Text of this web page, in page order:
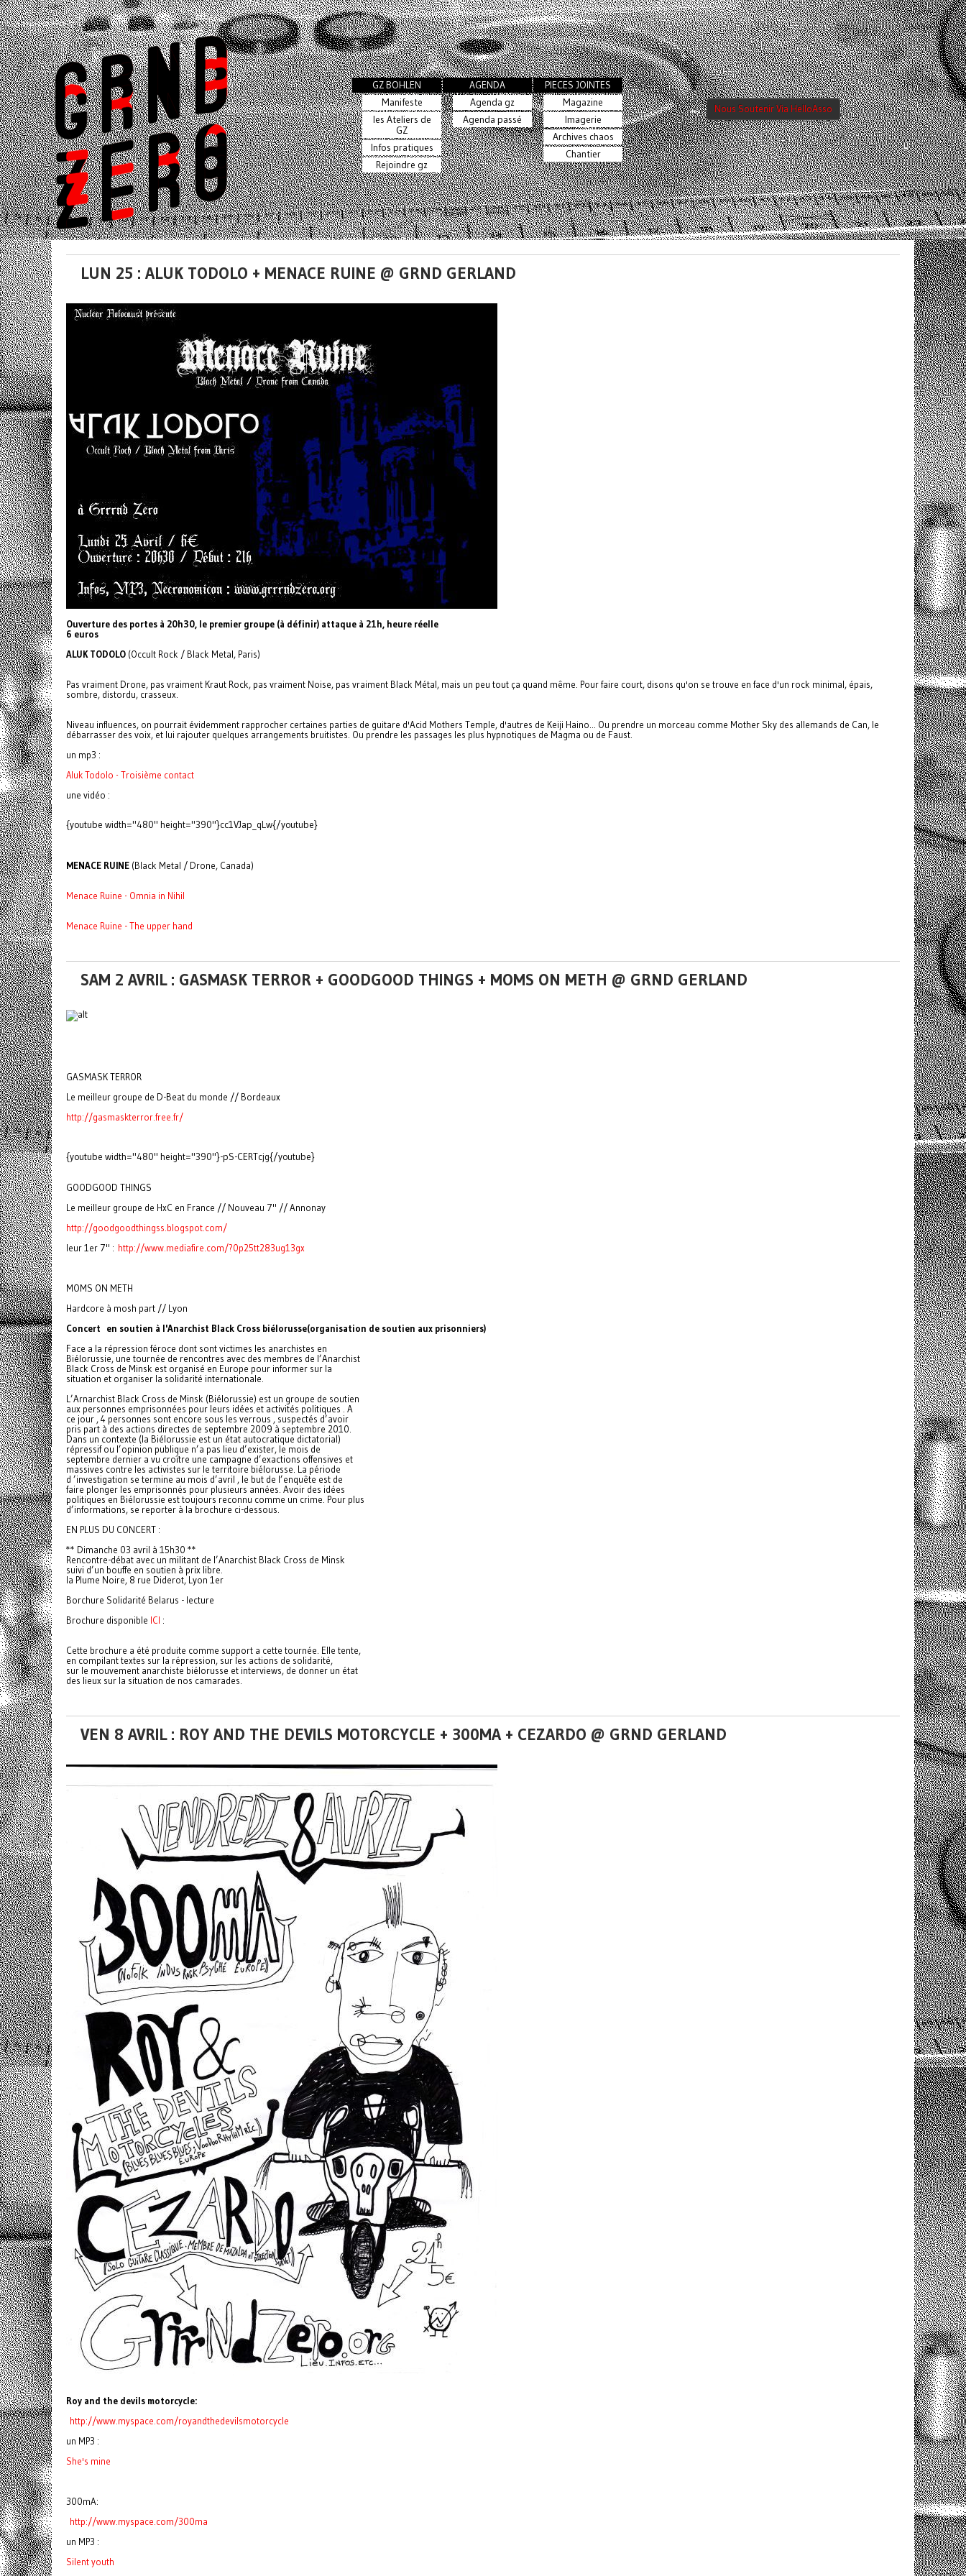
GZ BOHLEN
Manifeste
les Ateliers de
GZ
Infos pratiques
Rejoindre gz
AGENDA
Agenda gz
Agenda passé
PIECES JOINTES
Magazine
Imagerie
Archives chaos
Chantier
Nous Soutenir Via HelloAsso
LUN 25 : ALUK TODOLO + MENACE RUINE @ GRND GERLAND
Ouverture des portes à 20h30, le premier groupe (à définir) attaque à 21h, heure réelle
6 euros
ALUK TODOLO (Occult Rock / Black Metal, Paris)
Pas vraiment Drone, pas vraiment Kraut Rock, pas vraiment Noise, pas vraiment Black Métal, mais un peu tout ça quand même. Pour faire court, disons qu'on se trouve en face d'un rock minimal, épais,
sombre, distordu, crasseux.
Niveau influences, on pourrait évidemment rapprocher certaines parties de guitare d'Acid Mothers Temple, d'autres de Keiji Haino... Ou prendre un morceau comme Mother Sky des allemands de Can, le
débarrasser des voix, et lui rajouter quelques arrangements bruitistes. Ou prendre les passages les plus hypnotiques de Magma ou de Faust.
un mp3 :
Aluk Todolo - Troisième contact
une vidéo :
{youtube width="480" height="390"}cc1VJap_qLw{/youtube}
MENACE RUINE (Black Metal / Drone, Canada)
Menace Ruine - Omnia in Nihil
Menace Ruine - The upper hand
SAM 2 AVRIL : GASMASK TERROR + GOODGOOD THINGS + MOMS ON METH @ GRND GERLAND
GASMASK TERROR
Le meilleur groupe de D-Beat du monde // Bordeaux
http://gasmaskterror.free.fr/
{youtube width="480" height="390"}-pS-CERTcjg{/youtube}
GOODGOOD THINGS
Le meilleur groupe de HxC en France // Nouveau 7" // Annonay
http://goodgoodthingss.blogspot.com/
leur 1er 7" : http://www.mediafire.com/?0p25tt283ug13gx
MOMS ON METH
Hardcore à mosh part // Lyon
Concert en soutien à l'Anarchist Black Cross biélorusse(organisation de soutien aux prisonniers)
Face a la répression féroce dont sont victimes les anarchistes en
Biélorussie, une tournée de rencontres avec des membres de l’Anarchist
Black Cross de Minsk est organisé en Europe pour informer sur la
situation et organiser la solidarité internationale.
L’Arnarchist Black Cross de Minsk (Biélorussie) est un groupe de soutien
aux personnes emprisonnées pour leurs idées et activités politiques . A
ce jour , 4 personnes sont encore sous les verrous , suspectés d’avoir
pris part à des actions directes de septembre 2009 à septembre 2010.
Dans un contexte (la Biélorussie est un état autocratique dictatorial)
répressif ou l’opinion publique n’a pas lieu d’exister, le mois de
septembre dernier a vu croître une campagne d’exactions offensives et
massives contre les activistes sur le territoire biélorusse. La période
d ’investigation se termine au mois d’avril , le but de l’enquête est de
faire plonger les emprisonnés pour plusieurs années. Avoir des idées
politiques en Biélorussie est toujours reconnu comme un crime. Pour plus
d’informations, se reporter à la brochure ci-dessous.
EN PLUS DU CONCERT :
** Dimanche 03 avril à 15h30 **
Rencontre-débat avec un militant de l’Anarchist Black Cross de Minsk
suivi d’un bouffe en soutien à prix libre.
la Plume Noire, 8 rue Diderot, Lyon 1er
Borchure Solidarité Belarus - lecture
Brochure disponible ICI :
Cette brochure a été produite comme support a cette tournée. Elle tente,
en compilant textes sur la répression, sur les actions de solidarité,
sur le mouvement anarchiste biélorusse et interviews, de donner un état
des lieux sur la situation de nos camarades.
VEN 8 AVRIL : ROY AND THE DEVILS MOTORCYCLE + 300MA + CEZARDO @ GRND GERLAND
Roy and the devils motorcycle:
http://www.myspace.com/royandthedevilsmotorcycle
un MP3 :
She's mine
300mA:
http://www.myspace.com/300ma
un MP3 :
Silent youth